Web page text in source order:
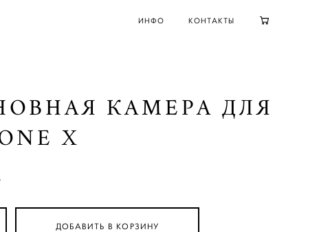
ИНФО КОНТАКТЫ
КАМЕРА ДЛЯ
X
ДОБАВИТЬ В КОРЗИНУ